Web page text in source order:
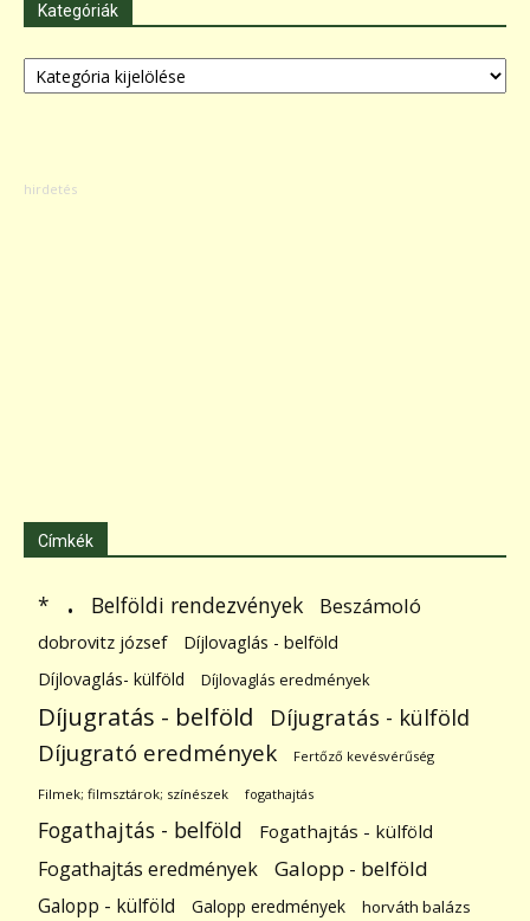
Kategóriák
Kategóriák
Címkék
* . Belföldi rendezvények Beszámoló
dobrovitz józsef
Díjlovaglás - belföld
Díjlovaglás- külföld
Díjlovaglás eredmények
Díjugratás - belföld Díjugratás - külföld
Díjugrató eredmények Fertőző kevésvérűség
Filmek; filmsztárok; színészek fogathajtás
Fogathajtás - belföld Fogathajtás - külföld
Fogathajtás eredmények Galopp - belföld
Galopp - külföld Galopp eredmények horváth balázs